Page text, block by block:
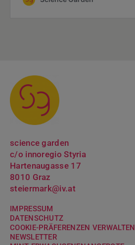
science garden
c/o innoregio Styria
Hartenaugasse 17
8010 Graz
steiermark@iv.at
IMPRESSUM
DATENSCHUTZ
COOKIE-PRÄFERENZEN VERWALTEN
NEWSLETTER